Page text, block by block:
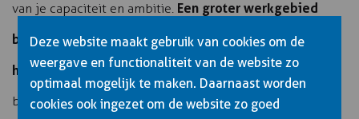
van je capaciteit en ambitie. Een groter werkgebied
betekent meer potentiële leerlingen maar ook
hogere kosten en complexere planning. Start klein en
breid geleidelijk uit naar aangrenzende gebieden waar
Deze website maakt gebruik van cookies om de
weergave en functionaliteit van de website zo
optimaal mogelijk te maken. Daarnaast worden
cookies ook ingezet om de website zo goed